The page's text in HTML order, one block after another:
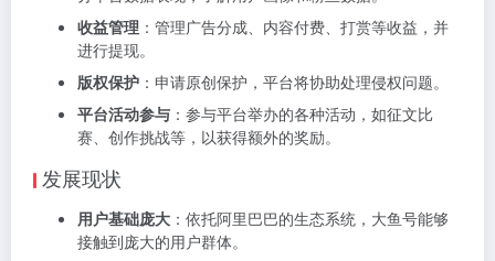
收益管理 ：管理广告分成、内容付费、打赏等收益，并
进行提现。
版权保护 ：申请原创保护，平台将协助处理侵权问题。
平台活动参与 ：参与平台举办的各种活动，如征文比
赛、创作挑战等，以获得额外的奖励。
发展现状
用户基础庞大 ：依托阿里巴巴的生态系统，大鱼号能够
接触到庞大的用户群体。